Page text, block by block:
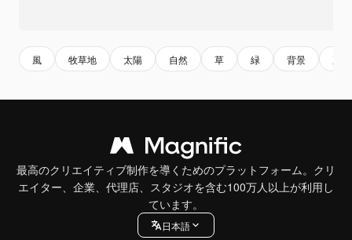
風 牧草地 太陽 自然 草 緑 背景
最高のクリエイティブ制作を導くためのプラットフォーム。クリ
エイター、企業、代理店、スタジオを含む100万人以上が利用し
ています。
日本語